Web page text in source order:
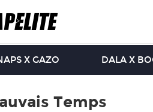
X GAZO DALA X
Temps